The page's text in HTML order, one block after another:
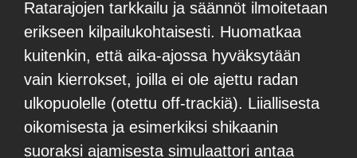
Ratarajojen tarkkailu ja säännöt ilmoitetaan
erikseen kilpailukohtaisesti. Huomatkaa
kuitenkin, että aika-ajossa hyväksytään
vain kierrokset, joilla ei ole ajettu radan
ulkopuolelle (otettu off-trackiä). Liiallisesta
oikomisesta ja esimerkiksi shikaanin
suoraksi ajamisesta simulaattori antaa